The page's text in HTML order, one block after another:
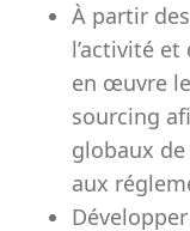
À partir
l’activité
en œuvre
sourcing
globaux
aux